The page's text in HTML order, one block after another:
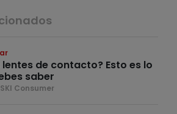
lentes de contacto? Esto es lo
saber
Consumer